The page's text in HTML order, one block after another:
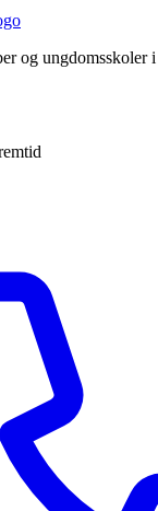
og ungdomsskoler